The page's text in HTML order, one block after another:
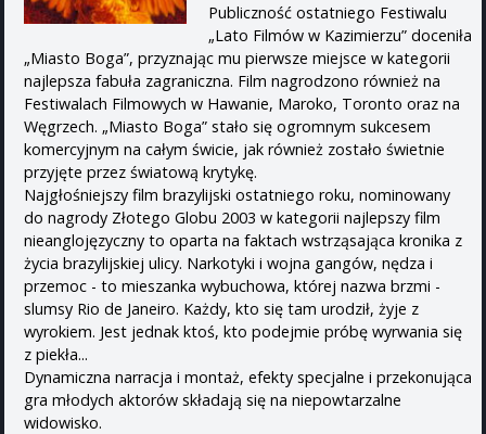
Publiczność ostatniego Festiwalu
„Lato Filmów w Kazimierzu” doceniła
„Miasto Boga”, przyznając mu pierwsze miejsce w kategorii
najlepsza fabuła zagraniczna. Film nagrodzono również na
Festiwalach Filmowych w Hawanie, Maroko, Toronto oraz na
Węgrzech. „Miasto Boga” stało się ogromnym sukcesem
komercyjnym na całym świcie, jak również zostało świetnie
przyjęte przez światową krytykę.
Najgłośniejszy film brazylijski ostatniego roku, nominowany
do nagrody Złotego Globu 2003 w kategorii najlepszy film
nieanglojęzyczny to oparta na faktach wstrząsająca kronika z
życia brazylijskiej ulicy. Narkotyki i wojna gangów, nędza i
przemoc - to mieszanka wybuchowa, której nazwa brzmi -
slumsy Rio de Janeiro. Każdy, kto się tam urodził, żyje z
wyrokiem. Jest jednak ktoś, kto podejmie próbę wyrwania się
z piekła...
Dynamiczna narracja i montaż, efekty specjalne i przekonująca
gra młodych aktorów składają się na niepowtarzalne
widowisko.